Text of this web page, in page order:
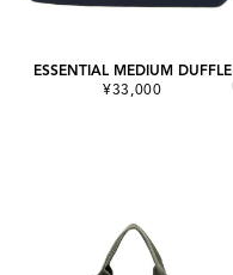
ESSENTIAL MEDIUM DUFFLE
¥33,000